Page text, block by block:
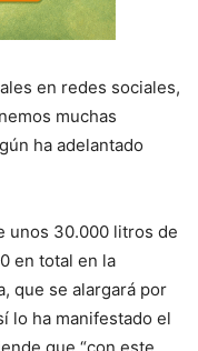
en redes sociales,
muchas
ha adelantado
unos 30.000 litros de
en total en la
que se alargará por
lo ha manifestado el